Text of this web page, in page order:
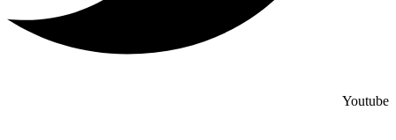
Youtube